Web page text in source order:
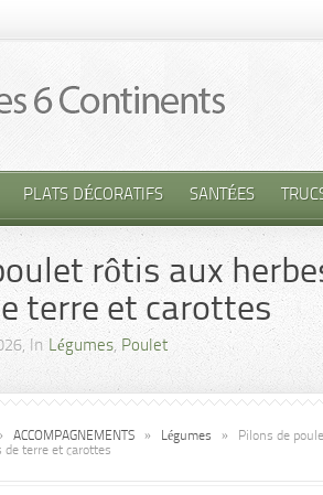
PLATS DÉCORATIFS SANTÉES
rôtis aux
terre et carottes
In Légumes, Poulet
ACCOMPAGNEMENTS » Légumes »
Pilons de
de terre et carottes